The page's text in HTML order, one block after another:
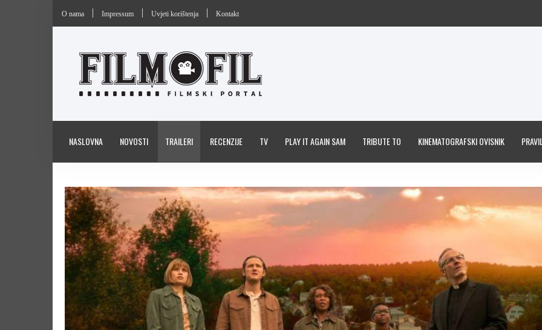
O nama Impressum Uvjeti korištenja Kontakt
NASLOVNA NOVOSTI TRAILERI RECENZIJE TV PLAY IT AGAIN SAM TRIBUTE TO KINEMATOGRAFSKI OVISNIK